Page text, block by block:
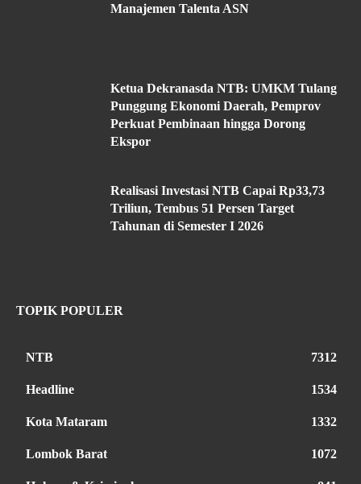
Manajemen Talenta ASN
Ketua Dekranasda NTB: UMKM Tulang
Punggung Ekonomi Daerah, Pemprov
Perkuat Pembinaan hingga Dorong
Ekspor
Realisasi Investasi NTB Capai Rp33,73
Triliun, Tembus 51 Persen Target
Tahunan di Semester I 2026
TOPIK POPULER
NTB 7312
Headline 1534
Kota Mataram 1332
Lombok Barat 1072